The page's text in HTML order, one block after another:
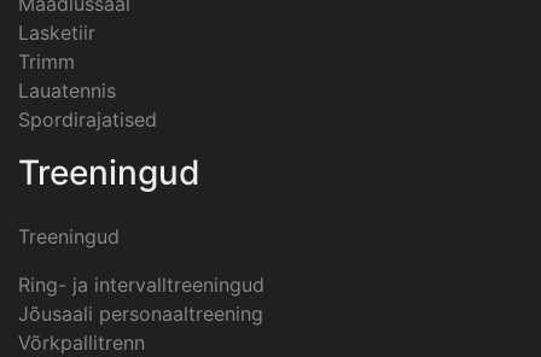
Lasketiir
Trimm
Lauatennis
Spordirajatised
Treeningud
Treeningud
Ring- ja intervalltreeningud
Jõusaali personaaltreening
Võrkpallitrenn